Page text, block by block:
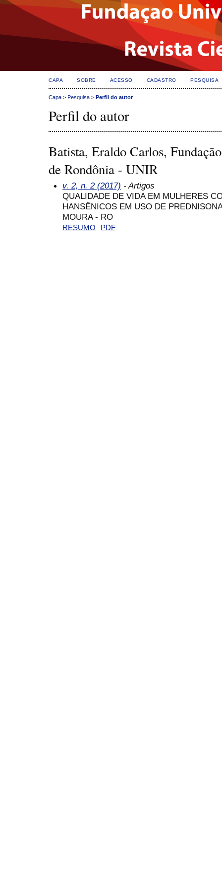
CAPA SOBRE ACESSO CADASTRO PESQUISA
Capa > Pesquisa > Perfil do autor
Perfil do autor
Batista, Eraldo Carlos,
de Rondônia - UNIR
v. 2, n. 2 (2017) - Artigos
QUALIDADE DE VIDA EM MULHERES
HANSÊNICOS EM USO DE
MOURA - RO
RESUMO PDF